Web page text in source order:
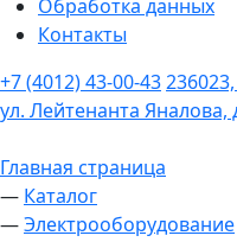
Обработка данных
Контакты
+7 (4012) 43-00-43
ул. Лейтенанта Яналова,
Главная страница
— Каталог
—Электрооборудование